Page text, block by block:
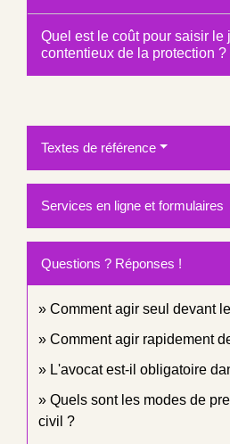
Quel est le coût pour saisir le
contentieux de la protection ?
Textes de référence
Services en ligne et formulaires
Questions ? Réponses !
Comment agir seul devant
Comment agir rapidement
L'avocat est-il obligatoire
Quels sont les modes de
civil ?